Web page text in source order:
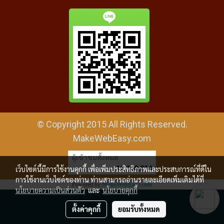
© Copyright 2015 All Rights Reserved.
MakeWebEasy.com
ผู้เข้าชมทั้งหมด
12,140,814
Powered byMakeWebEasy.com
เว็บไซต์นี้มีการใช้งานคุกกี้ เพื่อเพิ่มประสิทธิภาพและประสบการณ์ที่ดีใน
การใช้งานเว็บไซต์ของท่าน ท่านสามารถอ่านรายละเอียดเพิ่มเติมได้ที่
นโยบายความเป็นส่วนตัวและนโยบายคุกกี้
ตั้งค่าคุกกี้ ยอมรับทั้งหมด